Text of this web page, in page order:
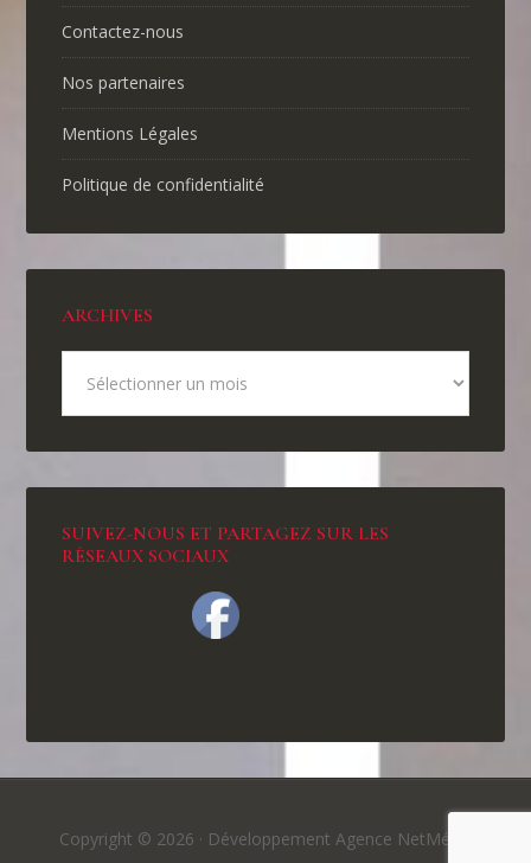
Contactez-nous
Nos partenaires
Mentions Légales
Politique de confidentialité
ARCHIVES
SUIVEZ-NOUS ET PARTAGEZ SUR LES
RÉSEAUX SOCIAUX
Copyright © 2026 · Développement Agence NetMédia